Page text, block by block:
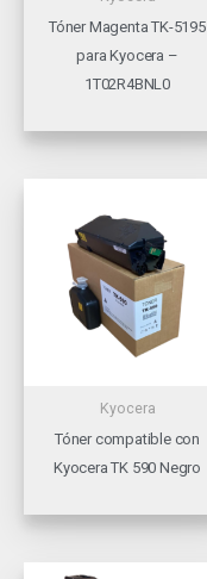
Tóner Magenta TK-5195
para Kyocera –
1T02R4BNL0
Kyocera
Tóner compatible con
Kyocera TK 590 Negro